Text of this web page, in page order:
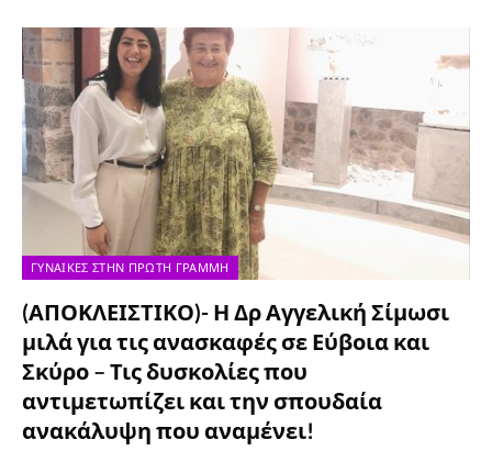
ΓΥΝΑΊΚΕΣ ΣΤΗΝ ΠΡΏΤΗ ΓΡΑΜΜΉ
(ΑΠΟΚΛΕΙΣΤΙΚΟ)- Η Δρ Αγγελική Σίμωσι
μιλά για τις ανασκαφές σε Εύβοια και
Σκύρο – Τις δυσκολίες που
αντιμετωπίζει και την σπουδαία
ανακάλυψη που αναμένει!